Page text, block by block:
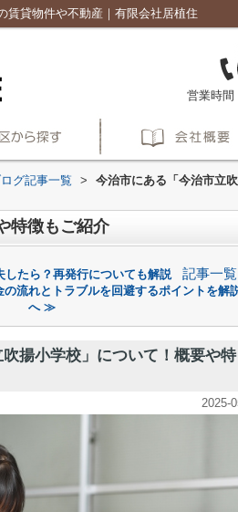
賃貸物件や不動産｜有限会社居植住
営業時間
グ記事一覧 >
今治市にある「今治市立
特徴もご紹介
たら？再発行についても解説 記事一覧
流れとトラブルを回避するポイントを解
へ ≫
揚小学校」について！概要や特
2025-